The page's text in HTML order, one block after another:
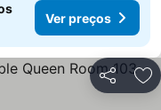
Ver preços
Partilhar